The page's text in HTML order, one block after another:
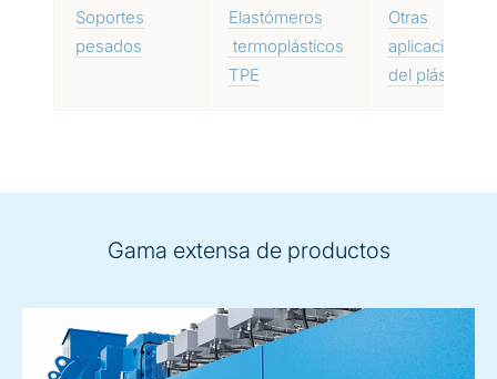
Soportes
pesados
Elastómeros
termoplásticos
TPE
Otras
aplicaciones
del plástico
Gama extensa de productos